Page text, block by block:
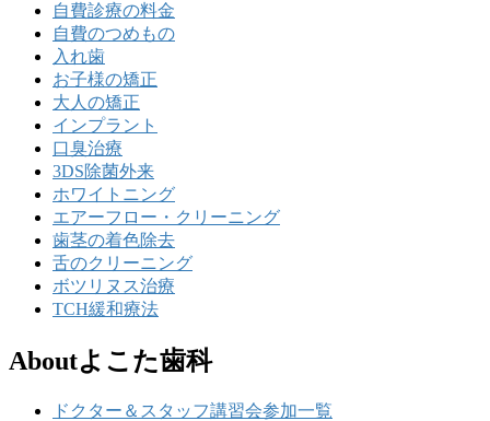
自費診療の料金
自費のつめもの
入れ歯
お子様の矯正
大人の矯正
インプラント
口臭治療
3DS除菌外来
ホワイトニング
エアーフロー・クリーニング
歯茎の着色除去
舌のクリーニング
ボツリヌス治療
TCH緩和療法
Aboutよこた歯科
ドクター＆スタッフ講習会参加一覧